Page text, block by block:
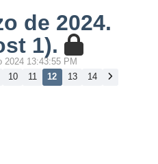
de 2024.
1).
2024 13:43:55 PM
10 11 12 13 14